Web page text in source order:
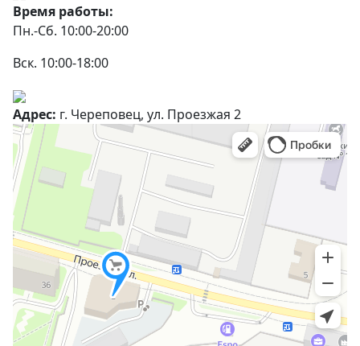
Время работы:
Пн.-Сб. 10:00-20:00
Вск. 10:00-18:00
Адрес: г. Череповец, ул. Проезжая 2